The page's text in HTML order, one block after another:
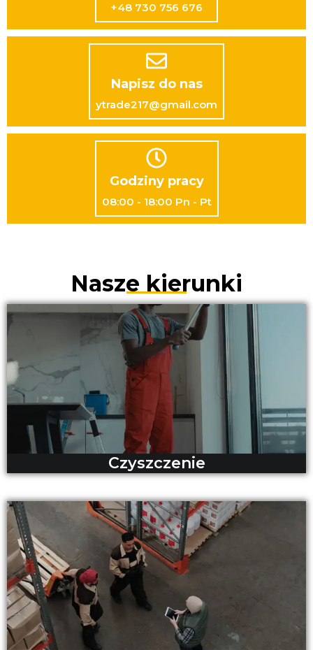
+48 730 756 676
Napisz do nas
ytrade217@gmail.com
Godziny pracy
08:00 - 18:00 Pn - Pt
Nasze kierunki
Czyszczenie